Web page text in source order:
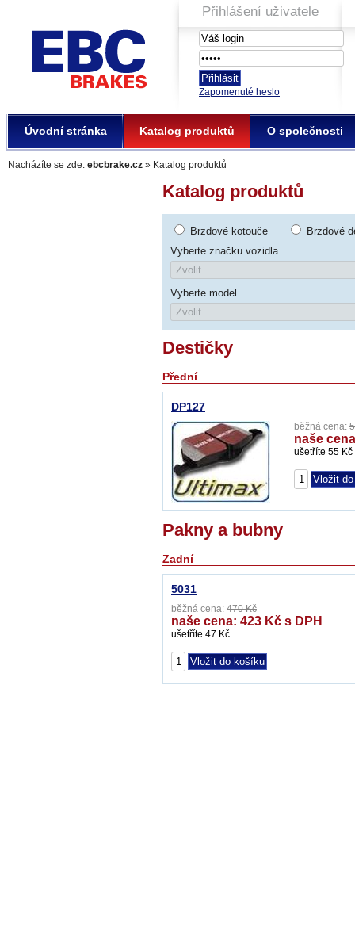
EBC Brakes
Nacházíte se zde: ebcbrake.cz » Katalog produktů
Katalog produktů
Brzdové kotouče
Brzdové
Vyberte značku vozidla
Vyberte model
Destičky
Přední
DP127
běžná cena:
naše
ušetříte 55 Kč
Pakny a bubny
Zadní
5031
běžná cena: 470 Kč
naše cena: 423 Kč s DPH
ušetříte 47 Kč
Úvodní stránka Katalog produktů O společnosti
Přihlášení uživatele
Zapomenuté heslo